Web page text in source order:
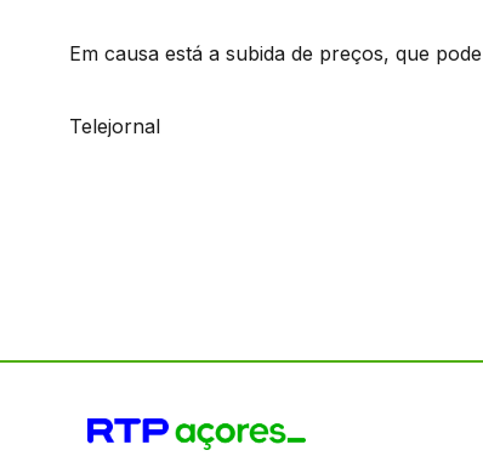
Em causa está a subida de preços, que
Telejornal